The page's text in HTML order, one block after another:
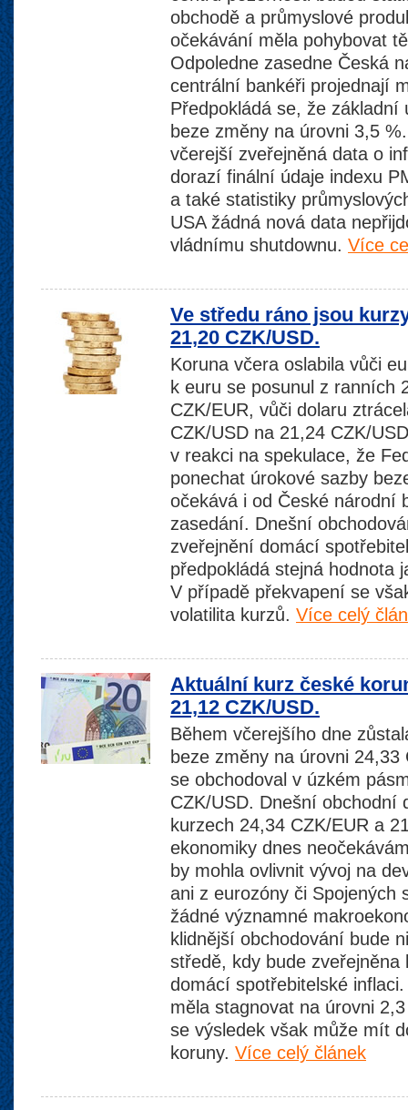
obchodě a průmyslové
očekávání měla pohybovat
Odpoledne zasedne Česká
centrální bankéři projednají
Předpokládá se, že základní
beze změny na úrovni 3,5
včerejší zveřejněná data o
dorazí finální údaje indexu
a také statistiky
USA žádná nová data
vládnímu shutdownu. Více
Ve středu ráno jsou
21,20 CZK/USD.
Koruna včera oslabila vůči
k euru se posunul z ranních
CZK/EUR, vůči dolaru
CZK/USD na 21,24 CZK/
v reakci na spekulace, že
ponechat úrokové sazby
očekává i od České národní
zasedání. Dnešní
zveřejnění domácí
předpokládá stejná hodnota
V případě překvapení se
volatilita kurzů. Více celý
Aktuální kurz české
21,12 CZK/USD.
Během včerejšího dne
beze změny na úrovni
se obchodoval v úzkém
CZK/USD. Dnešní obchodní
kurzech 24,34 CZK/EUR a
ekonomiky dnes
by mohla ovlivnit vývoj na
ani z eurozóny či Spojených
žádné významné
klidnější obchodování bude
středě, kdy bude zveřejněna
domácí spotřebitelské
měla stagnovat na úrovni
se výsledek však může mít
koruny. Více celý článek